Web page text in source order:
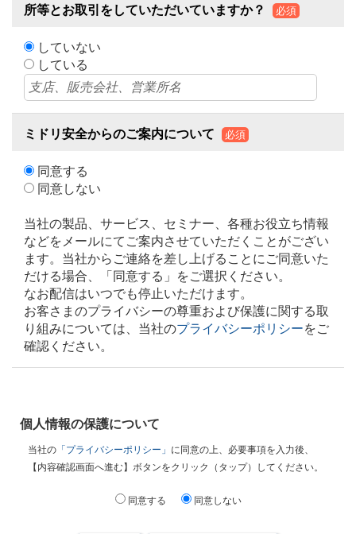
所等とお取引をしていただいていますか？
必須
していない
している
ミドリ安全からのご案内について 必須
同意する
同意しない
当社の製品、サービス、セミナー、各種お役立ち情報
などをメールにてご案内させていただくことがござい
ます。当社からご連絡を差し上げることにご同意いた
だける場合、「同意する」をご選択ください。
なお配信はいつでも停止いただけます。
お客さまのプライバシーの尊重および保護に関する取
り組みについては、当社のプライバシーポリシーをご
確認ください。
個人情報の保護について
当社の 「プライバシーポリシー」 に同意の上、必要事項を入力後、
【内容確認画面へ進む】ボタンをクリック（タップ）してください。
同意する 同意しない